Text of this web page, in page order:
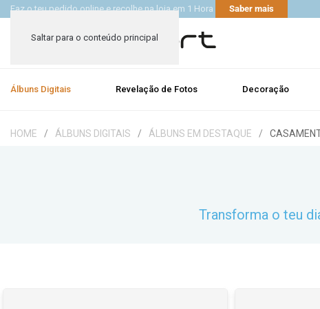
Saltar para o conteúdo principal
Faz o teu pedido online e recolhe na loja em 1 Hora Saber mais
Álbuns Digitais Revelação de Fotos Decoração
HOME ÁLBUNS DIGITAIS ÁLBUNS EM DESTAQUE
Transforma o teu